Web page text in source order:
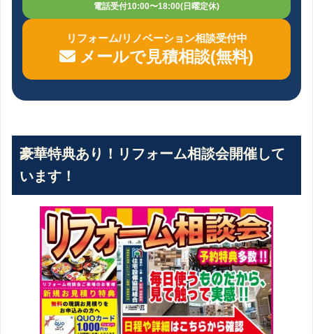
電話受付10:00〜18:00(日曜定休)
リフォーム/リノベーション相談受付中
メールで見積相談(無料)
豪華特典あり！リフォーム相談会開催して
います！